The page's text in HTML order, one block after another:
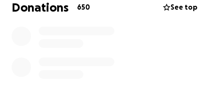
Endlich war es soweit und die beiden konnten nach
Donations 650 See top